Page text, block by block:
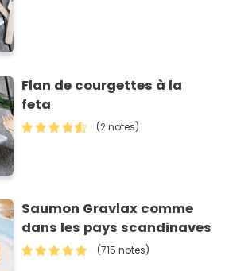
Flan de courgettes à la
feta
(2 notes)
Saumon Gravlax comme
dans les pays scandinaves
(715 notes)